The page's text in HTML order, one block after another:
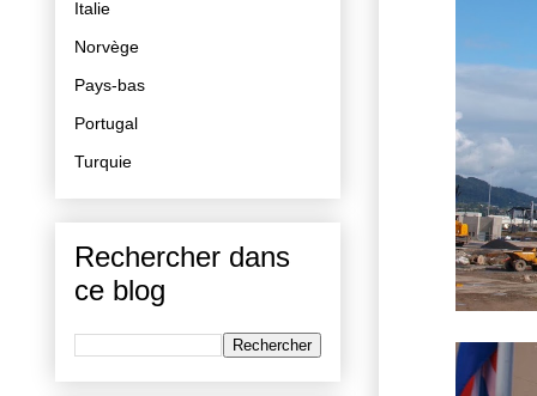
Italie
Norvège
Pays-bas
Portugal
Turquie
Rechercher dans
ce blog